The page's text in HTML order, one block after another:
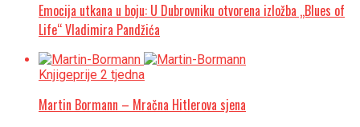
Emocija utkana u boju: U Dubrovniku otvorena izložba „Blues of
Life“ Vladimira Pandžića
Knjigeprije 2 tjedna
Martin Bormann – Mračna Hitlerova sjena